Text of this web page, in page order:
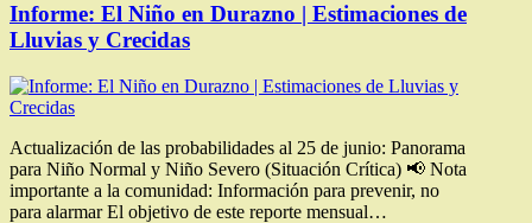
Informe: El Niño en Durazno | Estimaciones de
Lluvias y Crecidas
Actualización de las probabilidades al 25 de junio: Panorama
para Niño Normal y Niño Severo (Situación Crítica) 📢 Nota
importante a la comunidad: Información para prevenir, no
para alarmar El objetivo de este reporte mensual…